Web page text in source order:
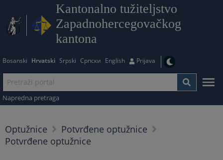
Kantonalno tužiteljstvo
Zapadnohercegovačkog
kantona
Bosanski Hrvatski Srpski Српски English Prijava
Napredna pretraga
Optužnice
Potvrđene optužnice
Potvrđene optužnice